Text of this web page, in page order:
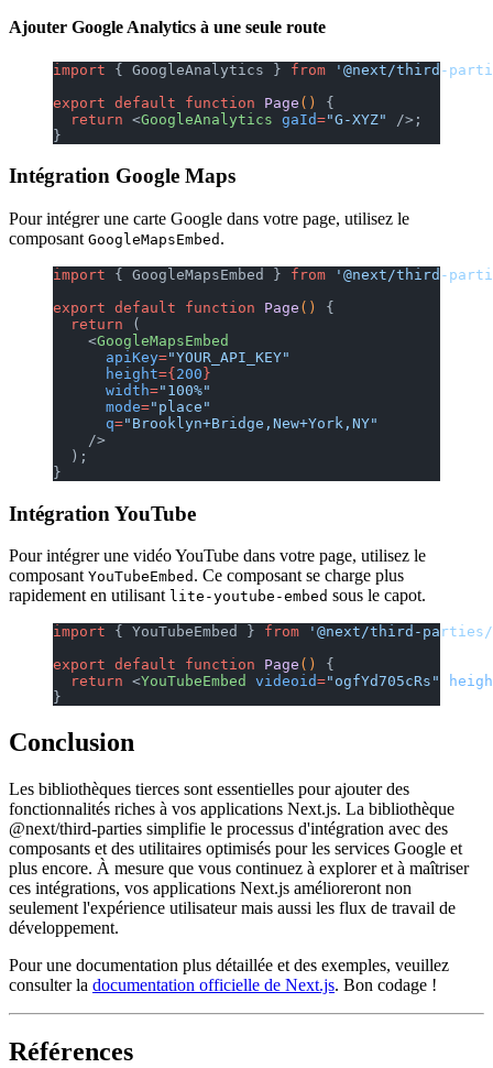
Ajouter Google Analytics à une seule route
import { GoogleAnalytics } from '@next/third-
export default function Page () {
  return
<GoogleAnalytics gaId="G-XYZ"
/>;
}
Intégration Google Maps
Pour intégrer une carte Google dans votre page, utilisez le
composant GoogleMapsEmbed .
import { GoogleMapsEmbed } from '@next/third-
export default function Page () {
  return
(
    <
GoogleMapsEmbed
      apiKey
="YOUR_API_KEY"
      height
={ 200 }
      width
="100%"
      mode
="place"
      q
="Brooklyn+Bridge,New+York,NY"
    />
  );
}
Intégration YouTube
Pour intégrer une vidéo YouTube dans votre page, utilisez le
composant YouTubeEmbed . Ce composant se charge plus
rapidement en utilisant lite-youtube-embed sous le capot.
import { YouTubeEmbed } from '@next/third-
export default function Page () {
  return
<YouTubeEmbed videoid="ogfYd705cRs"
}
Conclusion
Les bibliothèques tierces sont essentielles pour ajouter des
fonctionnalités riches à vos applications Next.js. La bibliothèque
@next/third-parties simplifie le processus d'intégration avec des
composants et des utilitaires optimisés pour les services Google et
plus encore. À mesure que vous continuez à explorer et à maîtriser
ces intégrations, vos applications Next.js amélioreront non
seulement l'expérience utilisateur mais aussi les flux de travail de
développement.
Pour une documentation plus détaillée et des exemples, veuillez
consulter la documentation officielle de Next.js. Bon codage !
Références